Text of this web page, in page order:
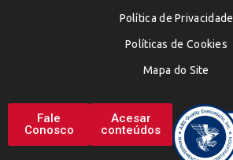
Política de Privacidade
Políticas de Cookies
Mapa do Site
Fale
Conosco
Acesar
conteúdos